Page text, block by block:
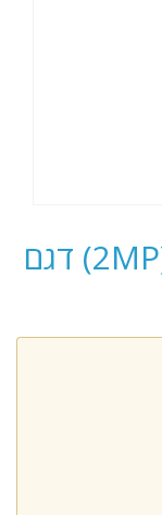
HILOOK HD אנאלוג (2MP) דגם